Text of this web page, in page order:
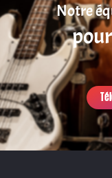
Notre